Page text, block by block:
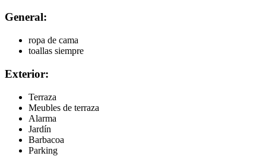
General:
ropa de cama
toallas siempre
Exterior:
Terraza
Meubles de terraza
Alarma
Jardín
Barbacoa
Parking